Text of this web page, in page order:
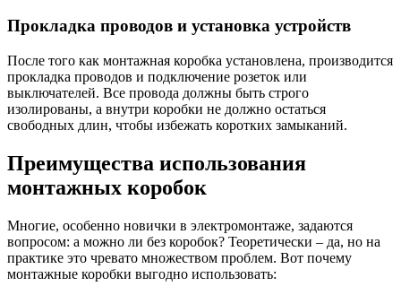
Прокладка проводов и установка устройств
После того как монтажная коробка установлена, производится
прокладка проводов и подключение розеток или
выключателей. Все провода должны быть строго
изолированы, а внутри коробки не должно остаться
свободных длин, чтобы избежать коротких замыканий.
Преимущества использования
монтажных коробок
Многие, особенно новички в электромонтаже, задаются
вопросом: а можно ли без коробок? Теоретически – да, но на
практике это чревато множеством проблем. Вот почему
монтажные коробки выгодно использовать: